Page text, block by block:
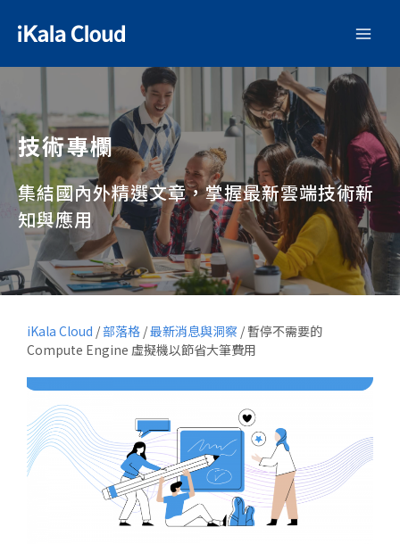
技術專欄
集結國內外精選文章，掌握最新雲端技術新
知與應用
iKala Cloud /部落格 /最新消息與洞察 /暫停不需要的
Compute Engine 虛擬機以節省大筆費用